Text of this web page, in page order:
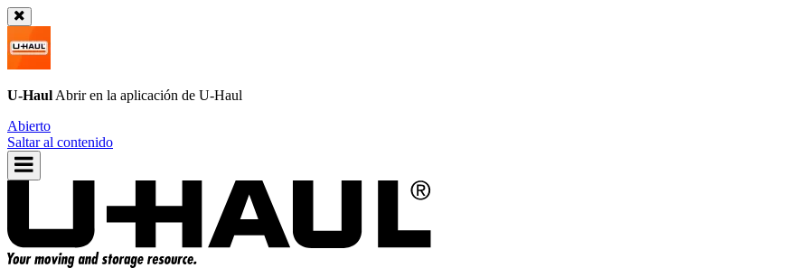
U-Haul Abrir en la aplicación de U-Haul
Abierto
Saltar al contenido